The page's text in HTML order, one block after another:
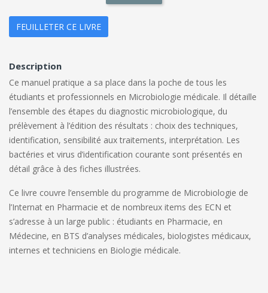
FEUILLETER CE LIVRE
Description
Ce manuel pratique a sa place dans la poche de tous les
étudiants et professionnels en Microbiologie médicale. Il détaille
l’ensemble des étapes du diagnostic microbiologique, du
prélèvement à l’édition des résultats : choix des techniques,
identification, sensibilité aux traitements, interprétation. Les
bactéries et virus d’identification courante sont présentés en
détail grâce à des fiches illustrées.
Ce livre couvre l’ensemble du programme de Microbiologie de
l’Internat en Pharmacie et de nombreux items des ECN et
s’adresse à un large public : étudiants en Pharmacie, en
Médecine, en BTS d’analyses médicales, biologistes médicaux,
internes et techniciens en Biologie médicale.